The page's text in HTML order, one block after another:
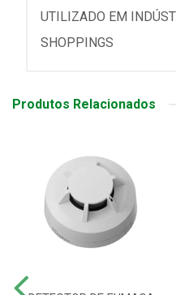
UTILIZADO EM
SHOPPINGS
Produtos Relacionados